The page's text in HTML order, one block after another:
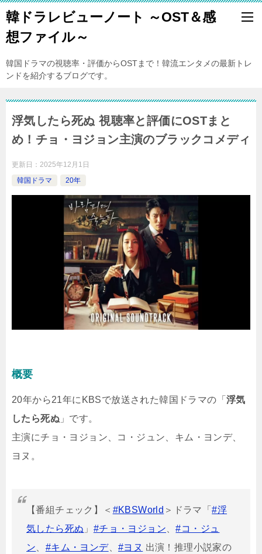
韓ドラレビューノート ～OST＆感
想ファイル～
韓国ドラマの視聴率・評価からOSTまで！韓流エンタメの最新トレ
ンドを紹介するブログです。
浮気したら死ぬ 視聴率と評価にOSTまと
め！チョ・ヨジョン主演のブラックコメディ
更新日： 2025年12月1日
韓国ドラマ
20年
概要
20年から21年にKBSで放送された韓国ドラマの「 浮気
したら死ぬ 」です。
主演にチョ・ヨジョン、コ・ジュン、キム・ヨンデ、
ヨヌ。
【番組チェック】＜ #KBSWorld ＞ドラマ「#浮
気したら死ぬ 」 #チョ・ヨジョン 、#コ・ジュ
ン
#キム・ヨンデ、#ヨヌ 出演！推理小説家の